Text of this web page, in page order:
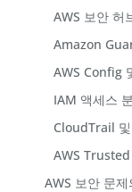
AWS 보안 허
Amazon
AWS Config
IAM 액세스
CloudTrail
AWS
AWS 보안 문